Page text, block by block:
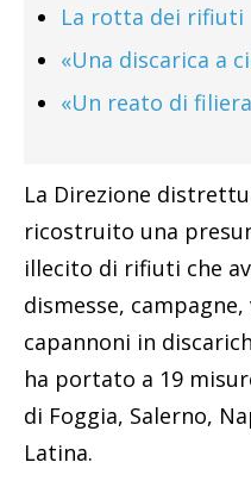
La rotta dei rifiuti
«Una discarica a
«Un reato di
La Direzione
ricostruito una
illecito di rifiuti che
dismesse,
capannoni in
ha portato a 19
di Foggia, Salerno,
Latina.